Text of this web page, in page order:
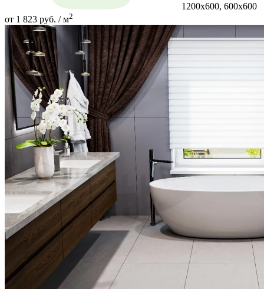
1200х600, 600х600
от 1 823 руб. / м2